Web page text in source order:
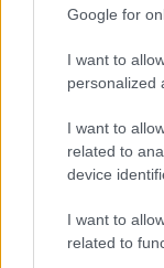
Google for
I want to
personalized
I want to
related to
device
I want to
related to
© 2026 -
04827280654 –
35792 – ISCRITTA